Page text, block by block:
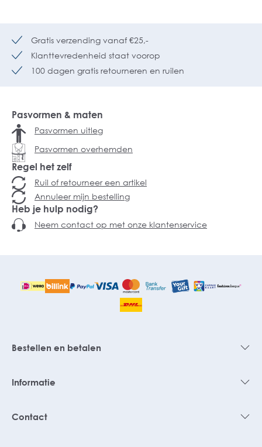
Gratis verzending vanaf €25,-
Klanttevredenheid staat voorop
100 dagen gratis retourneren en ruilen
Pasvormen & maten
Pasvormen uitleg
Pasvormen overhemden
Regel het zelf
Ruil of retourneer een artikel
Annuleer mijn bestelling
Heb je hulp nodig?
Neem contact op met onze klantenservice
Bestellen en betalen
Informatie
Contact